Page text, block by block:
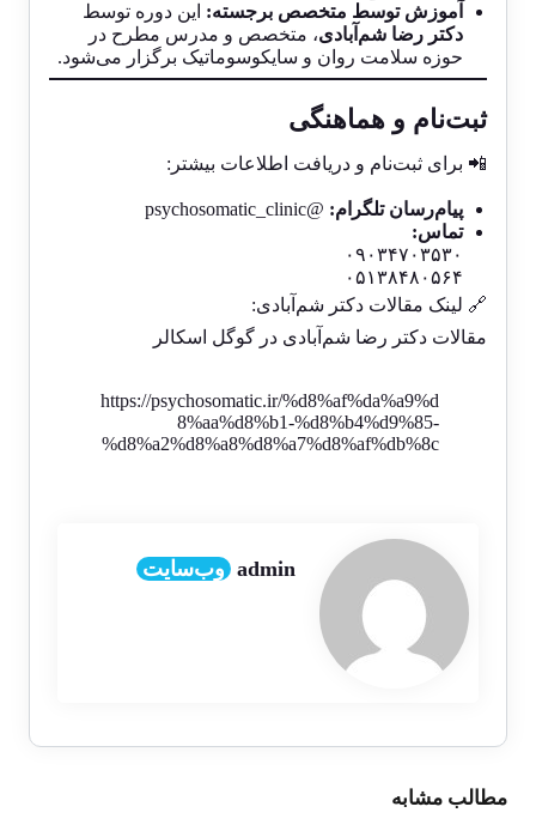
آموزش توسط متخصص برجسته: این دوره توسط
دکتر رضا شم‌آبادی، متخصص و مدرس مطرح در
حوزه سلامت روان و سایکوسوماتیک برگزار می‌شود.
ثبت‌نام و هماهنگی
📲 برای ثبت‌نام و دریافت اطلاعات بیشتر:
پیام‌رسان تلگرام: @psychosomatic_clinic
تماس:
۰۹۰۳۴۷۰۳۵۳۰
۰۵۱۳۸۴۸۰۵۶۴
🔗 لینک مقالات دکتر شم‌آبادی:
مقالات دکتر رضا شم‌آبادی در گوگل اسکالر
https://psychosomatic.ir/%d8%af%da%a9%d
8%aa%d8%b1-%d8%b4%d9%85-
%d8%a2%d8%a8%d8%a7%d8%af%db%8c
admin وب‌سایت
مطالب مشابه